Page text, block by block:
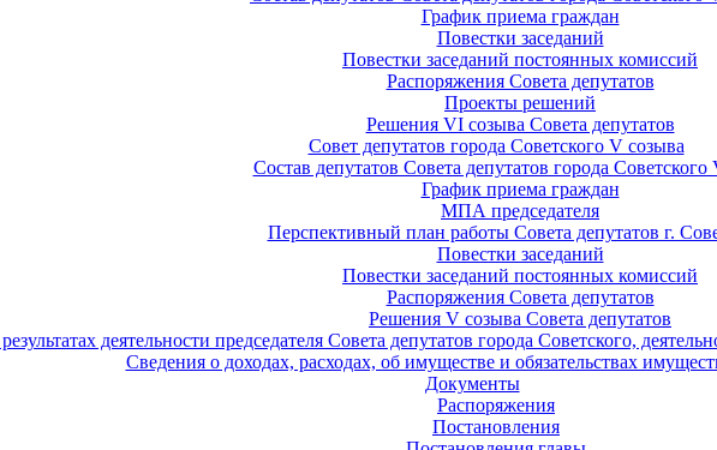
График приема граждан
Повестки заседаний
Повестки заседаний постоянных комиссий
Распоряжения Совета депутатов
Проекты решений
Решения VI созыва Совета депутатов
Совет депутатов города Советского V созыва
Состав депутатов Совета депутатов города Советского
График приема граждан
МПА председателя
Перспективный план работы Совета депутатов г.
Повестки заседаний
Повестки заседаний постоянных комиссий
Распоряжения Совета депутатов
Решения V созыва Совета депутатов
деятельности председателя Совета депутатов города Советского,
Сведения о доходах, расходах, об имуществе и обязательствах
Документы
Распоряжения
Постановления